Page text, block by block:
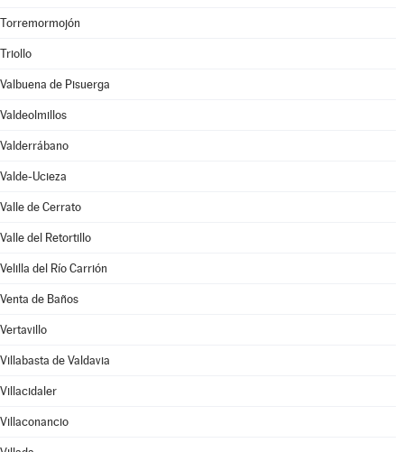
Torremormojón
Triollo
Valbuena de Pisuerga
Valdeolmillos
Valderrábano
Valde-Ucieza
Valle de Cerrato
Valle del Retortillo
Velilla del Río Carrión
Venta de Baños
Vertavillo
Villabasta de Valdavia
Villacidaler
Villaconancio